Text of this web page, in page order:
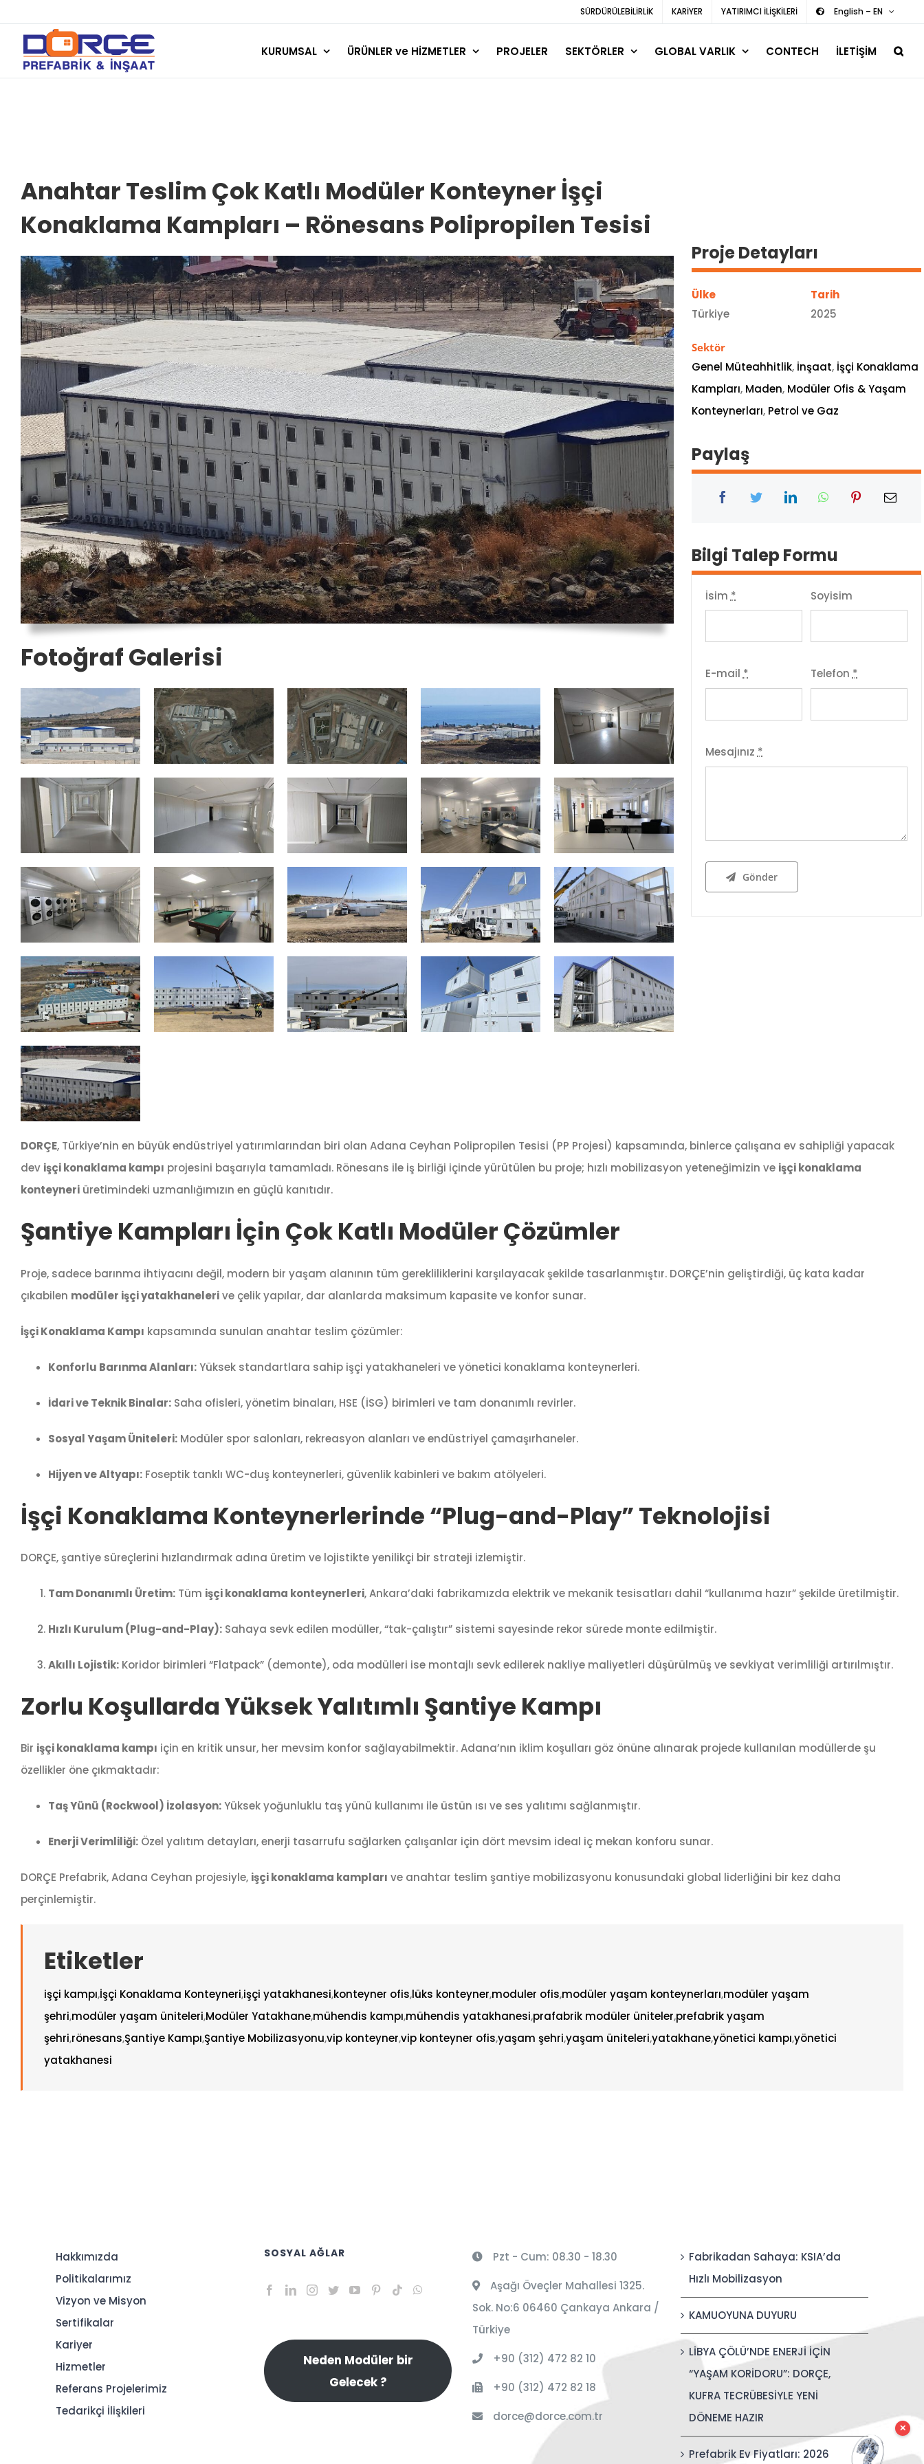
content
SÜRDÜRÜLEBİLİRLİK KARİYER YATIRIMCI İLİŞKİLERİ English – EN
KURUMSAL ÜRÜNLER ve HİZMETLER PROJELER SEKTÖRLER GLOBAL VARLIK CONTECH İLETİŞİM
Anahtar Teslim Çok Katlı Modüler Konteyner İşçi
Konaklama Kampları – Rönesans Polipropilen Tesisi
Fotoğraf Galerisi
Proje Detayları
Ülke
Türkiye
Tarih
2025
Sektör
Genel Müteahhitlik, İnşaat, İşçi Konaklama
Kampları, Maden, Modüler Ofis & Yaşam
Konteynerları, Petrol ve Gaz
Paylaş
Bilgi Talep Formu
İsim *
E-mail*
Soyisim
Telefon*
Mesajınız *
Gönder
DORÇE, Türkiye’nin en büyük endüstriyel yatırımlarından biri olan Adana Ceyhan Polipropilen Tesisi (PP Projesi) kapsamında, binlerce çalışana ev sahipliği yapacak
dev işçi konaklama kampı projesini başarıyla tamamladı. Rönesans ile iş birliği içinde yürütülen bu proje; hızlı mobilizasyon yeteneğimizin ve işçi konaklama
konteyneriüretimindeki uzmanlığımızın en güçlü kanıtıdır.
Şantiye Kampları İçin Çok Katlı Modüler Çözümler
Proje, sadece barınma ihtiyacını değil, modern bir yaşam alanının tüm gerekliliklerini karşılayacak şekilde tasarlanmıştır. DORÇE’nin geliştirdiği, üç kata kadar
çıkabilen modüler işçi yatakhanelerive çelik yapılar, dar alanlarda maksimum kapasite ve konfor sunar.
İşçi Konaklama Kampı kapsamında sunulan anahtar teslim çözümler:
Konforlu Barınma Alanları:Yüksek standartlara sahip işçi yatakhaneleri ve yönetici konaklama konteynerleri.
İdari ve Teknik Binalar:Saha ofisleri, yönetim binaları, HSE (İSG) birimleri ve tam donanımlı revirler.
Sosyal Yaşam Üniteleri:Modüler spor salonları, rekreasyon alanları ve endüstriyel çamaşırhaneler.
Hijyen ve Altyapı:Foseptik tanklı WC-duş konteynerleri, güvenlik kabinleri ve bakım atölyeleri.
İşçi Konaklama Konteynerlerinde “Plug-and-Play” Teknolojisi
DORÇE, şantiye süreçlerini hızlandırmak adına üretim ve lojistikte yenilikçi bir strateji izlemiştir.
Tam Donanımlı Üretim:Tüm işçi konaklama konteynerleri, Ankara’daki fabrikamızda elektrik ve mekanik tesisatları dahil “kullanıma hazır” şekilde üretilmiştir.
Hızlı Kurulum (Plug-and-Play):Sahaya sevk edilen modüller, “tak-çalıştır” sistemi sayesinde rekor sürede monte edilmiştir.
Akıllı Lojistik:Koridor birimleri “Flatpack” (demonte), oda modülleri ise montajlı sevk edilerek nakliye maliyetleri düşürülmüş ve sevkiyat verimliliği artırılmıştır.
Zorlu Koşullarda Yüksek Yalıtımlı Şantiye Kampı
Bir işçi konaklama kampı için en kritik unsur, her mevsim konfor sağlayabilmektir. Adana’nın iklim koşulları göz önüne alınarak projede kullanılan modüllerde şu
özellikler öne çıkmaktadır:
Taş Yünü (Rockwool) İzolasyon:Yüksek yoğunluklu taş yünü kullanımı ile üstün ısı ve ses yalıtımı sağlanmıştır.
Enerji Verimliliği:Özel yalıtım detayları, enerji tasarrufu sağlarken çalışanlar için dört mevsim ideal iç mekan konforu sunar.
DORÇE Prefabrik, Adana Ceyhan projesiyle, işçi konaklama kampları ve anahtar teslim şantiye mobilizasyonu konusundaki global liderliğini bir kez daha
perçinlemiştir.
Etiketler
işçi kampı,İşçi Konaklama Konteyneri,işçi yatakhanesi,konteyner ofis,lüks konteyner,moduler ofis,modüler yaşam konteynerları,modüler yaşam
şehri,modüler yaşam üniteleri,Modüler Yatakhane,mühendis kampı,mühendis yatakhanesi,prafabrik modüler üniteler,prefabrik yaşam
şehri,rönesans,Şantiye Kampı,Şantiye Mobilizasyonu,vip konteyner,vip konteyner ofis,yaşam şehri,yaşam üniteleri,yatakhane,yönetici kampı,yönetici
yatakhanesi
Hakkımızda
Politikalarımız
Vizyon ve Misyon
Sertifikalar
Kariyer
Hizmetler
Referans Projelerimiz
Tedarikçi İlişkileri
SOSYAL AĞLAR
Neden Modüler bir
Gelecek ?
Pzt - Cum: 08.30 - 18.30
Aşağı Öveçler Mahallesi 1325.
Sok. No:6 06460 Çankaya Ankara /
Türkiye
+90 (312) 472 82 10
+90 (312) 472 82 18
dorce@dorce.com.tr
Fabrikadan Sahaya: KSIA’da
Hızlı Mobilizasyon
KAMUOYUNA DUYURU
LİBYA ÇÖLÜ’NDE ENERJİ İÇİN
“YAŞAM KORİDORU”: DORÇE,
KUFRA TECRÜBESİYLE YENİ
DÖNEME HAZIR
Prefabrik Ev Fiyatları: 2026
✕